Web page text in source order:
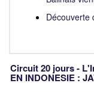
Découverte
Circuit 20 jours -
EN INDONESIE :